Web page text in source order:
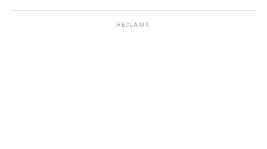
RECLAMĂ